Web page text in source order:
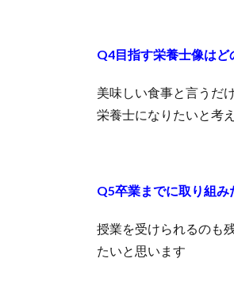
Q4目指す栄養士像はど
美味しい食事と言うだ
栄養士になりたいと考
Q5卒業までに取り組み
授業を受けられるのも
たいと思います